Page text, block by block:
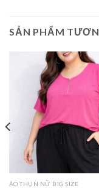
SẢN PHẨM
ÁO THUN NỮ BIG SIZE